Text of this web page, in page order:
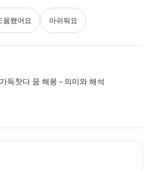
움됐어요 아쉬워요
득찻다 꿈 해몽 - 의미와 해석